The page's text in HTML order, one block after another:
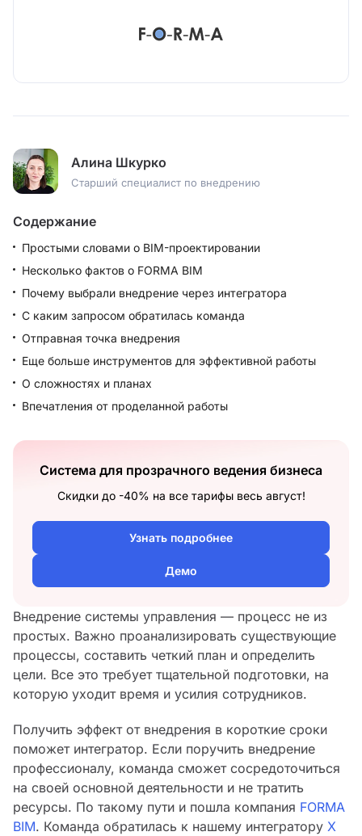
Внедрение системы управления — процесс не из
простых. Важно проанализировать существующие
процессы, составить четкий план и определить
цели. Все это требует тщательной подготовки, на
которую уходит время и усилия сотрудников.
Получить эффект от внедрения в короткие сроки
поможет интегратор. Если поручить внедрение
профессионалу, команда сможет сосредоточиться
на своей основной деятельности и не тратить
ресурсы. По такому пути и пошла компания FORMA
BIM. Команда обратилась к нашему интегратору X
Алина Шкурко
Старший специалист по внедрению
Содержание
Простыми словами о BIM-проектировании
Несколько фактов о FORMA BIM
Почему выбрали внедрение через интегратора
С каким запросом обратилась команда
Отправная точка внедрения
Еще больше инструментов для эффективной работы
О сложностях и планах
Впечатления от проделанной работы
Система для прозрачного ведения бизнеса
Скидки до -40% на все тарифы весь август!
Узнать подробнее
Демо